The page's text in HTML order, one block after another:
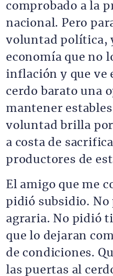
comprobado a la
nacional. Pero
voluntad política,
economía que no
inflación y que ve
cerdo barato una
mantener
voluntad brilla por
a costa de
productores de
El amigo que me
pidió subsidio.
agraria. No pidió
que lo dejaran
de condiciones.
las puertas al